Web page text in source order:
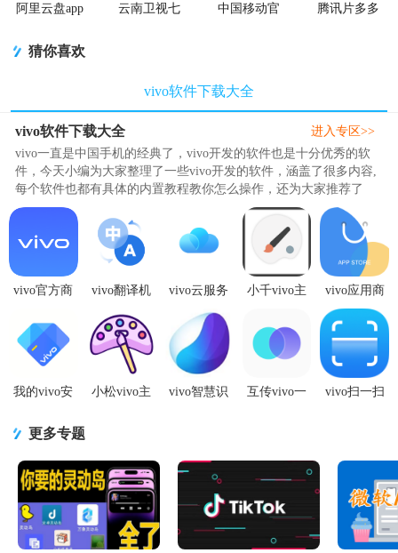
阿里云盘app
云南卫视七
中国移动官
腾讯片多多
猜你喜欢
vivo软件下载大全
vivo软件下载大全
vivo一直是中国手机的经典了，vivo开发的软件也是十分优秀的软
件，今天小编为大家整理了一些vivo开发的软件，涵盖了很多内容,
每个软件也都有具体的内置教程教你怎么操作，还为大家推荐了
vivo系统应用下载，浏览器、相..
进入专区>>
vivo官方商
官方最新版
vivo翻译机
v4.5.9.0 安
卓最新版
vivo云服务
v9.9.7.0 官
方最新版
小千vivo主
入版最新版
8.8.0 免费
vivo应用商
店官方
v10.3.9.0 最
新版
我的vivo安
手机最新版
小松vivo主
vivo智慧识
互传vivo一
vivo扫一扫
更多专题